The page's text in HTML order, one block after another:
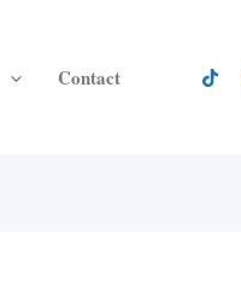
Contact